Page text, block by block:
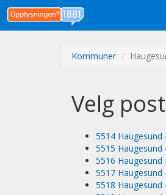
Kommuner
Velg
5514 Haugesund
5515 Haugesund
5516 Haugesund
5517 Haugesund
5518 Haugesund